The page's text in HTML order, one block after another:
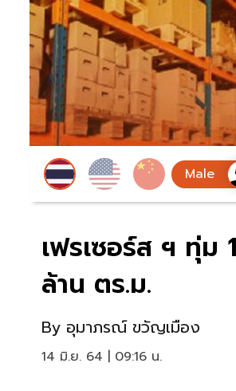
เฟรเซอร์ส ฯ ทุ่
ล้าน ตร.ม.
By อุมาภรณ์ ขวัญเมือง
14 มิ.ย. 64 | 09:16 น.